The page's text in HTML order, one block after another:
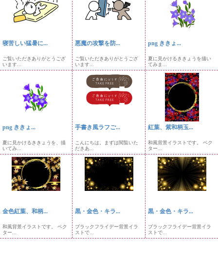
寝苦しい猛暑に...
ご覧いただきありがとうござ
います...
悪魔の攻撃を防...
ご覧いただきありがとうござ
います...
png ききょ...
夏に見かけるききょうを描い
てみま...
png ききょ...
夏に見かけるききょうを、描
いてみ...
手書き風ラフご...
こんにちは。まずは閲覧いた
だきあ...
紅葉、紫和柄玉...
和風背景イラストです。 ベク
ター...
金色紅葉、和柄...
和風背景イラストです。 ベク
ター...
黒・金色・キラ...
ブラックフライデー背景イラ
ストで...
黒・金色・キラ...
ブラックフライデー背景イラ
ストで...